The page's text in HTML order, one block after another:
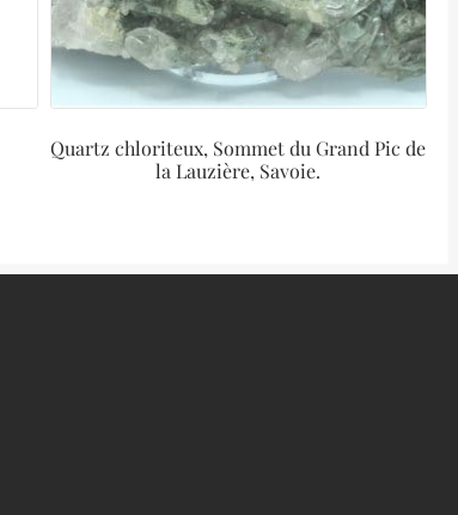
Quartz chloriteux, Sommet du Grand Pic de
la Lauzière, Savoie.